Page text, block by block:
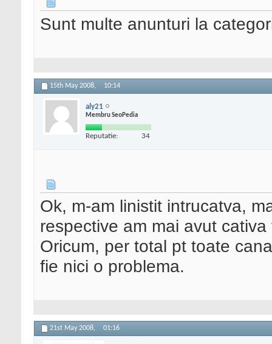
Sunt multe anunturi la
15th May 2008, 10:14
aly21
Membru SeoPedia
Reputatie: 34
Ok, m-am linistit intrucatva,
respective am mai avut
Oricum, per total pt toate
fie nici o problema.
21st May 2008, 01:16